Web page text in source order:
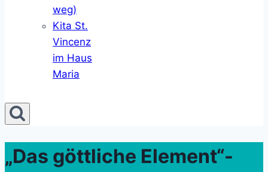
weg)
Kita St.
Vincenz
im Haus
Maria
„Das göttliche Element“-